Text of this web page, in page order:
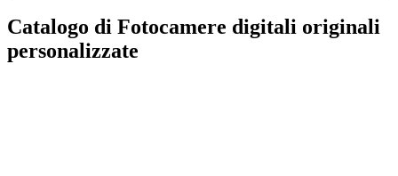
Catalogo di Fotocamere digitali originali
personalizzate